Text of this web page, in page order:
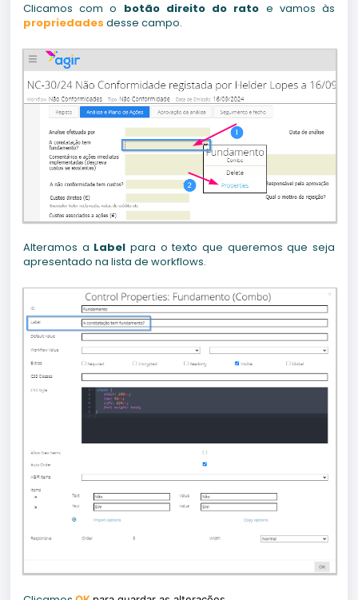
Clicamos com o botão direito do rato e vamos às
propriedades desse campo.
Alteramos a Labelpara o texto que queremos que seja
apresentado na lista de workflows.